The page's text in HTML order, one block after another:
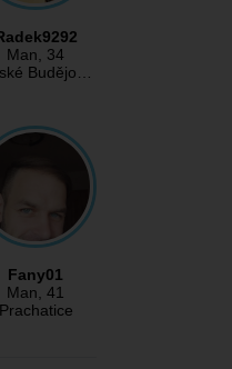
Man, 34
Budějo…
Fany01
Man, 41
Prachatice